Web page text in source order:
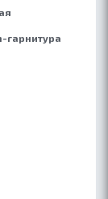
гарнитура